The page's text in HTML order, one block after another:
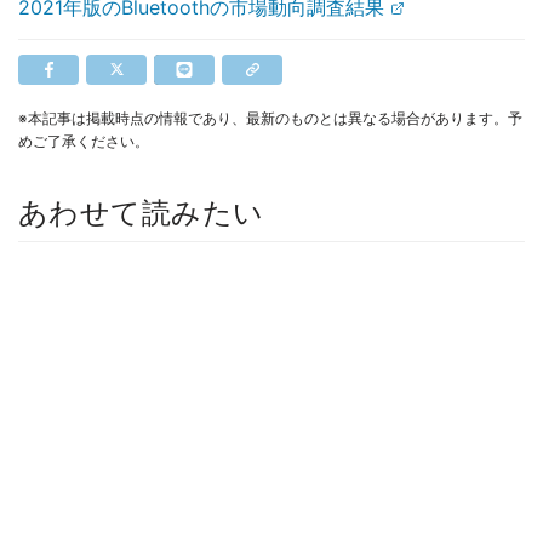
2021年版のBluetoothの市場動向調査結果
※本記事は掲載時点の情報であり、最新のものとは異なる場合があります。予
めご了承ください。
あわせて読みたい